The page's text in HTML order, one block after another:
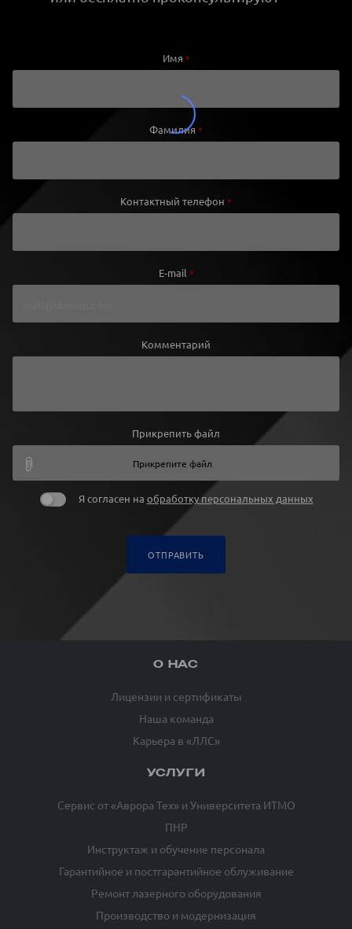
Имя *
Фамилия *
Контактный телефон *
E-mail *
Комментарий
Прикрепить файл
Прикрепите файл
Я согласен на обработку персональных данных
ОТПРАВИТЬ
О НАС
Лицензии и сертификаты
Наша команда
Карьера в «ЛЛС»
УСЛУГИ
Сервис от «Аврора Тех» и Университета ИТМО
ПНР
Инструктаж и обучение персонала
Гарантийное и постгарантийное облуживание
Ремонт лазерного оборудования
Производство и модернизация